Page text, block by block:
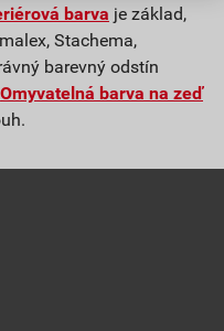
barva je základ,
Stachema,
barevný odstín
Omyvatelná barva na zeď